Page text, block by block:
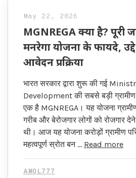
May 22, 2026
MGNREGA क्या है? पूरी
मनरेगा योजना के फायदे,
आवेदन प्रक्रिया
भारत सरकार द्वारा शुरू की गई
Development की सबसे बड़ी
एक है MGNREGA। यह योजना
गरीब और बेरोजगार लोगों को रोजगार
थी। आज यह योजना करोड़ों ग्रामीण
महत्वपूर्ण स्रोत बन … Read more
AMOL777